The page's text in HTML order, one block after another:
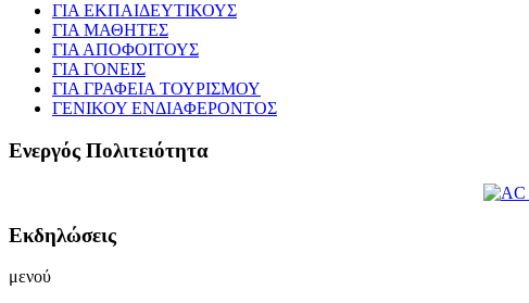
ΓΙΑ ΕΚΠΑΙΔΕΥΤΙΚΟΥΣ
ΓΙΑ ΜΑΘΗΤΕΣ
ΓΙΑ ΑΠΟΦΟΙΤΟΥΣ
ΓΙΑ ΓΟΝΕΙΣ
ΓΙΑ ΓΡΑΦΕΙΑ ΤΟΥΡΙΣΜΟΥ
ΓΕΝΙΚΟΥ ΕΝΔΙΑΦΕΡΟΝΤΟΣ
Ενεργός Πολιτειότητα
Εκδηλώσεις
μενού